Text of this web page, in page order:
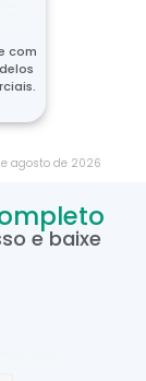
com
agostode 2026
e baixe